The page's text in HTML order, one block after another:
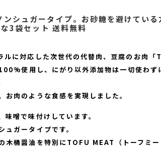
ンシュガータイプ。お砂糖を避けてい
3袋セット 送料無料
ルに対応した次世代の代替肉、豆腐のお肉「
使用し、にがり以外添加物は一切使わ
肉のような食感を実現しました。
噌で味付けしています。
ガータイプです。
木桶醤油を特別にTOFU MEAT（トーフミ